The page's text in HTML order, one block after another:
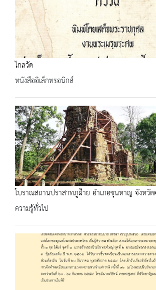
ไกลวัด
หนังสืออิเล็กทรอนิกส์
โบราณสถานปราสาทภูฝ้าย อำเภอขุนหาญ จังหวัด
ความรู้ทั่วไป